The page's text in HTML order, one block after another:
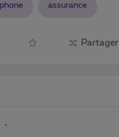
assurance
Partager